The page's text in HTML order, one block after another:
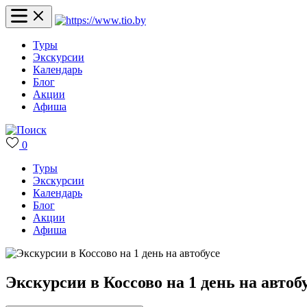
Туры
Экскурсии
Календарь
Блог
Акции
Афиша
0
Туры
Экскурсии
Календарь
Блог
Акции
Афиша
Экскурсии в Коссово на 1 день на